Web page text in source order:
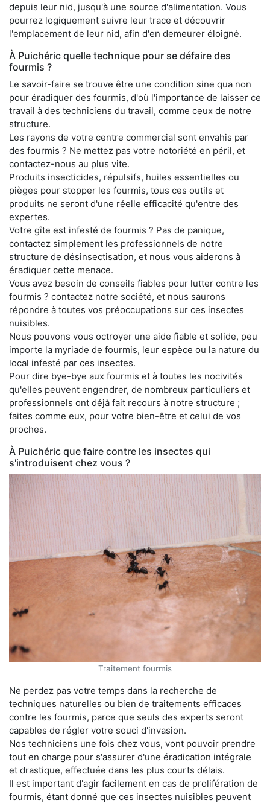
depuis leur nid, jusqu'à une source d'alimentation. Vous
pourrez logiquement suivre leur trace et découvrir
l'emplacement de leur nid, afin d'en demeurer éloigné.
À Puichéric quelle technique pour se défaire des
fourmis ?
Le savoir-faire se trouve être une condition sine qua non
pour éradiquer des fourmis, d'où l'importance de laisser ce
travail à des techniciens du travail, comme ceux de notre
structure.
Les rayons de votre centre commercial sont envahis par
des fourmis ? Ne mettez pas votre notoriété en péril, et
contactez-nous au plus vite.
Produits insecticides, répulsifs, huiles essentielles ou
pièges pour stopper les fourmis, tous ces outils et
produits ne seront d'une réelle efficacité qu'entre des
expertes.
Votre gîte est infesté de fourmis ? Pas de panique,
contactez simplement les professionnels de notre
structure de désinsectisation, et nous vous aiderons à
éradiquer cette menace.
Vous avez besoin de conseils fiables pour lutter contre les
fourmis ? contactez notre société, et nous saurons
répondre à toutes vos préoccupations sur ces insectes
nuisibles.
Nous pouvons vous octroyer une aide fiable et solide, peu
importe la myriade de fourmis, leur espèce ou la nature du
local infesté par ces insectes.
Pour dire bye-bye aux fourmis et à toutes les nocivités
qu'elles peuvent engendrer, de nombreux particuliers et
professionnels ont déjà fait recours à notre structure ;
faites comme eux, pour votre bien-être et celui de vos
proches.
À Puichéric que faire contre les insectes qui
s'introduisent chez vous ?
Traitement fourmis
Ne perdez pas votre temps dans la recherche de
techniques naturelles ou bien de traitements efficaces
contre les fourmis, parce que seuls des experts seront
capables de régler votre souci d'invasion.
Nos techniciens une fois chez vous, vont pouvoir prendre
tout en charge pour s'assurer d'une éradication intégrale
et drastique, effectuée dans les plus courts délais.
Il est important d'agir facilement en cas de prolifération de
fourmis, étant donné que ces insectes nuisibles peuvent